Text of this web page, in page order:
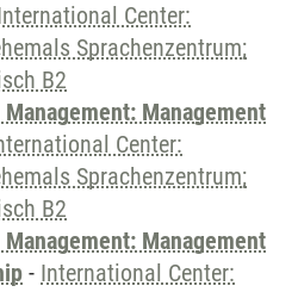
Center:
Sprachenzentrum;
B2
Management
Center:
Sprachenzentrum;
B2
Management
- International Center: